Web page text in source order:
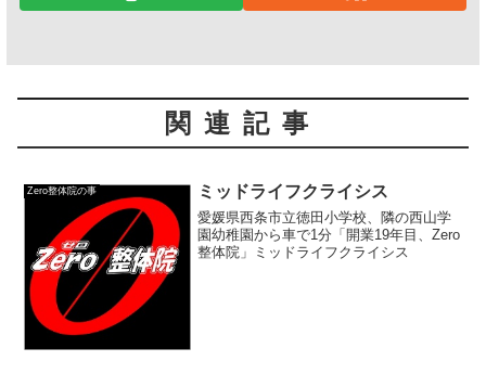
関連記事
Zero整体院の事 ミッドライフクライシス
愛媛県西条市立徳田小学校、隣の西山学
園幼稚園から車で1分「開業19年目、Zero
整体院」ミッドライフクライシス